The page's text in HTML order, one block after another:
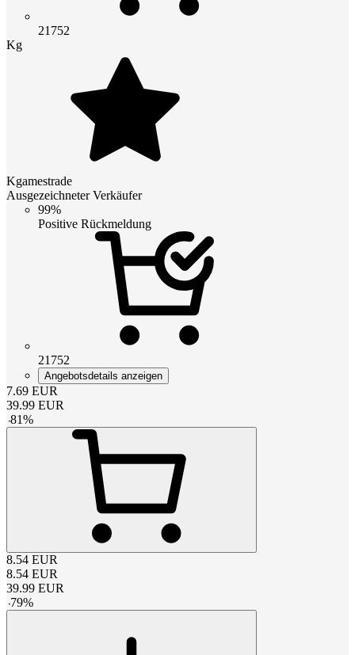
21752
Kg
Kgamestrade
Ausgezeichneter Verkäufer
99%
Positive Rückmeldung
21752
Angebotsdetails anzeigen
7.69 EUR
39.99 EUR
-81%
8.54 EUR
8.54 EUR
39.99 EUR
-79%